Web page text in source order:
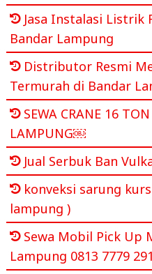
Jasa Instalasi Listrik
Bandar Lampung
Distributor Resmi
Termurah di Bandar
SEWA CRANE 16
LAMPUNG￼
Jual Serbuk Ban
konveksi sarung
lampung )
Sewa Mobil Pick Up
Lampung 0813 7779